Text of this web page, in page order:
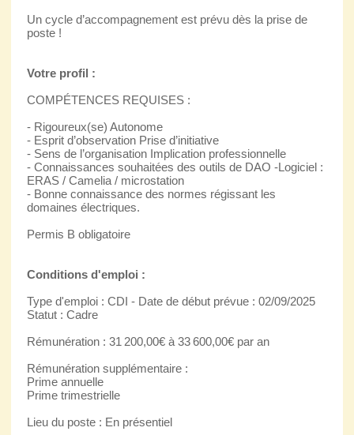
Un cycle d’accompagnement est prévu dès la prise de
poste !
Votre profil :
COMPÉTENCES REQUISES :
- Rigoureux(se) Autonome
- Esprit d’observation Prise d’initiative
- Sens de l’organisation Implication professionnelle
- Connaissances souhaitées des outils de DAO -Logiciel :
ERAS / Camelia / microstation
- Bonne connaissance des normes régissant les
domaines électriques.
Permis B obligatoire
Conditions d'emploi :
Type d'emploi : CDI - Date de début prévue : 02/09/2025
Statut : Cadre
Rémunération : 31 200,00€ à 33 600,00€ par an
Rémunération supplémentaire :
Prime annuelle
Prime trimestrielle
Lieu du poste : En présentiel